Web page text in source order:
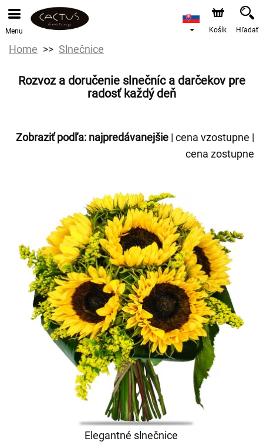
Menu Košík Hľadať
Home Slnečnice
Rozvoz a doručenie slnečníc a darčekov pre
radosť každý deň
Zobraziť podľa: najpredávanejšie | cena vzostupne |
cena zostupne
Elegantné slnečnice